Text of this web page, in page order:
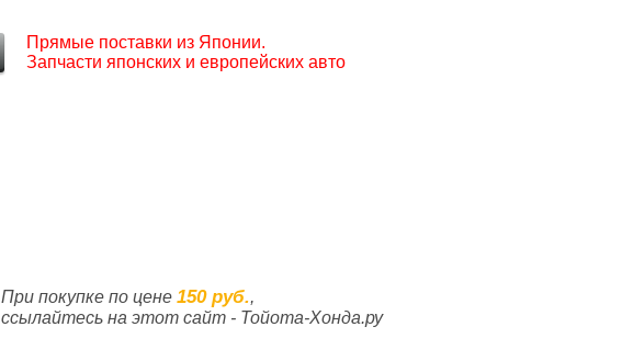
Прямые поставки из Японии.
Запчасти японских и европейских авто
При покупке по цене 150 руб.,
ссылайтесь на этот сайт - Тойота-Хонда.ру